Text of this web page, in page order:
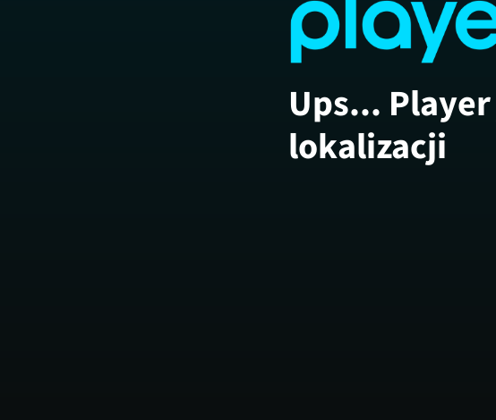
Ups...
lokalizacji